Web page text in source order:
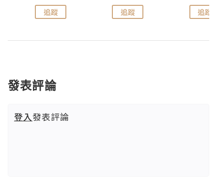
追蹤 追蹤 追蹤
發表評論
登入發表評論